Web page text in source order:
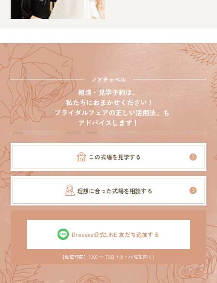
ノアチャペル
相談・見学予約は、
私たちにおまかせください !
「ブライダルフェアの正しい活用法」も
アドバイスします！
この式場を見学する
理想に合った式場を相談する
Dresses公式LINE 友だち追加する
【返信時間】10:00 〜 17:00（火・水曜を除く）